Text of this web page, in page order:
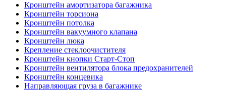
Кронштейн амортизатора багажника
Кронштейн торсиона
Кронштейн потолка
Кронштейн вакуумного клапана
Кронштейн люка
Крепление стеклоочистителя
Кронштейн кнопки Старт-Стоп
Кронштейн вентилятора блока предохранителей
Кронштейн концевика
Направляющая груза в багажнике